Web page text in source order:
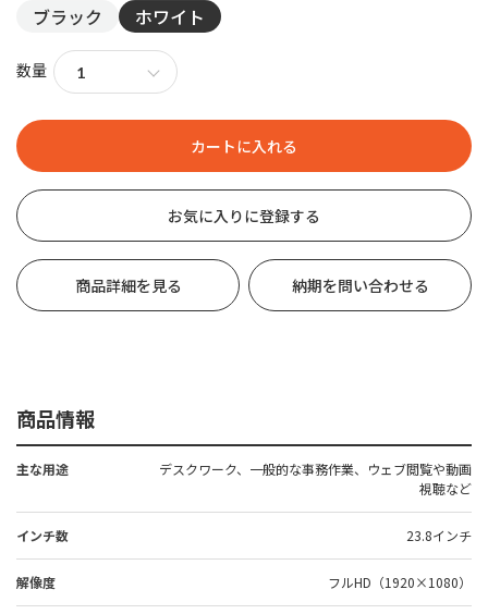
ブラック ホワイト
数量
お気に入りに登録する
商品詳細を見る 納期を問い合わせる
商品情報
主な用途
デスクワーク、一般的な事務作業、ウェブ閲覧や動画
視聴など
インチ数 23.8インチ
解像度 フルHD（1920×1080）